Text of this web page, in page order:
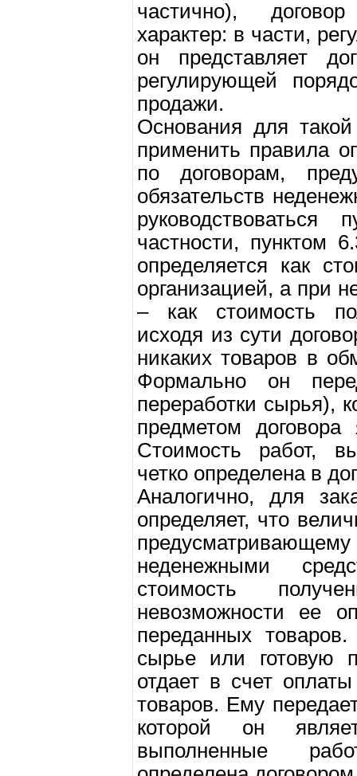
частично),
характер: в части,
он представляет
регулирующей
продажи.
Основания для
применить правила
по договорам,
обязательств
частности, пунктом
определяется как
организацией, а при
– как стоимость
исходя из сути
никаких товаров в
Формально он
переработки сырья),
предметом договора
Стоимость работ,
четко определена в
Аналогично, для
определяет, что
неденежными
стоимость
невозможности ее
переданных
сырье или готовую
отдает в счет
товаров. Ему
которой он
выполненные